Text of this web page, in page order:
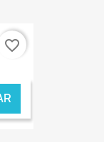
€ ONLINE
favorite_border